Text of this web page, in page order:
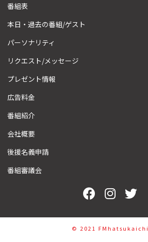
番組表
本日・過去の番組/ゲスト
パーソナリティ
リクエスト/メッセージ
プレゼント情報
広告料金
番組紹介
会社概要
後援名義申請
番組審議会
©︎ 2021 FMhatsukaichi